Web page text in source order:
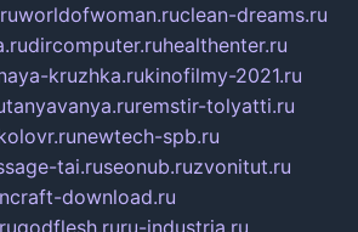
worldofwoman.ruclean-dreams.ru
dircomputer.ruhealthenter.ru
kruzhka.rukinofilmy-2021.ru
tanyavanya.ruremstir-tolyatti.ru
newtech-spb.ru
tai.ruseonub.ruzvonitut.ru
download.ru
godflesh.ruru-industria.ru